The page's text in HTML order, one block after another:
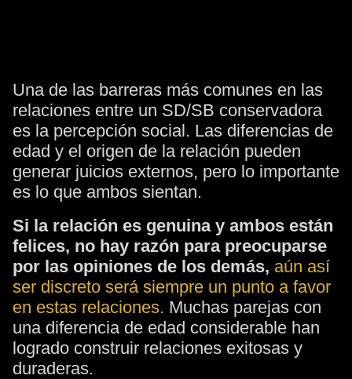
Una de las barreras más comunes en las
relaciones entre un SD/SB conservadora
es la percepción social. Las diferencias de
edad y el origen de la relación pueden
generar juicios externos, pero lo importante
es lo que ambos sientan.
Si la relación es genuina y ambos están
felices, no hay razón para preocuparse
por las opiniones de los demás, aún así
ser discreto será siempre un punto a favor
en estas relaciones. Muchas parejas con
una diferencia de edad considerable han
logrado construir relaciones exitosas y
duraderas.